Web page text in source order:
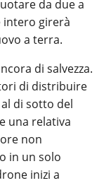
da due a
intero girerà
a terra.
di salvezza.
di distribuire
di sotto del
una relativa
non
in un solo
inizi a